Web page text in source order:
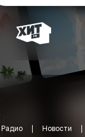
Радио Новости